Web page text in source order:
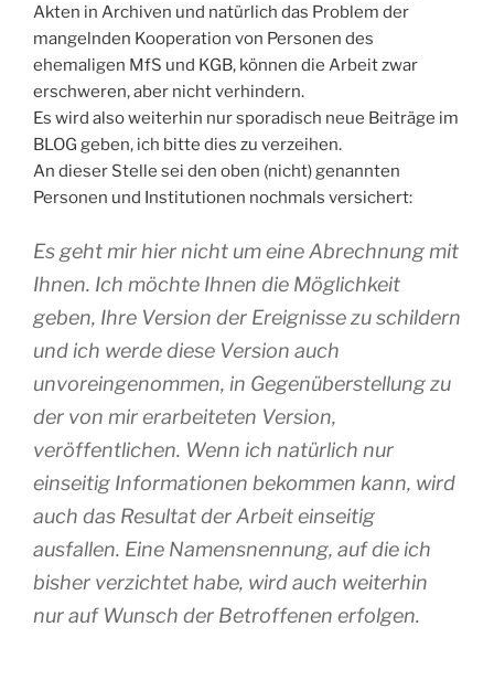
Akten in Archiven und natürlich das Problem der
mangelnden Kooperation von Personen des
ehemaligen MfS und KGB, können die Arbeit zwar
erschweren, aber nicht verhindern.
Es wird also weiterhin nur sporadisch neue Beiträge im
BLOG geben, ich bitte dies zu verzeihen.
An dieser Stelle sei den oben (nicht) genannten
Personen und Institutionen nochmals versichert:
Es geht mir hier nicht um eine Abrechnung mit
Ihnen. Ich möchte Ihnen die Möglichkeit
geben, Ihre Version der Ereignisse zu schildern
und ich werde diese Version auch
unvoreingenommen, in Gegenüberstellung zu
der von mir erarbeiteten Version,
veröffentlichen. Wenn ich natürlich nur
einseitig Informationen bekommen kann, wird
auch das Resultat der Arbeit einseitig
ausfallen. Eine Namensnennung, auf die ich
bisher verzichtet habe, wird auch weiterhin
nur auf Wunsch der Betroffenen erfolgen.